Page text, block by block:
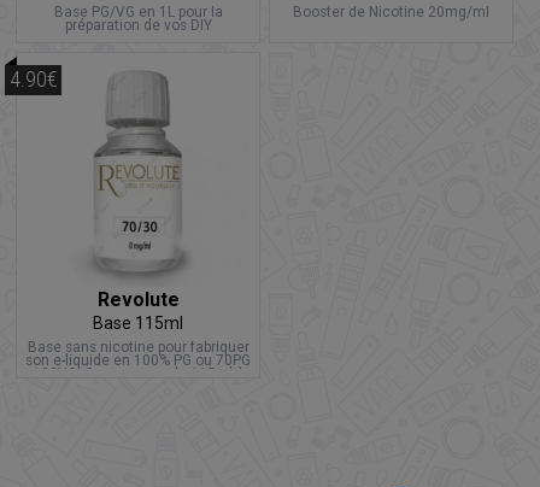
Base PG/VG en 1L pour la
préparation de vos DIY
Booster de Nicotine 20mg/ml
Revolute
Base 115ml
Base sans nicotine pour fabriquer
son e-liquide en 100% PG ou 70PG
/ 30VG. Contenance de 115ml à
4.90€